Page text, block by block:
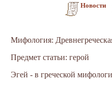
Новости
Мифология:
Предмет статьи: герой
Эгей - в греческой